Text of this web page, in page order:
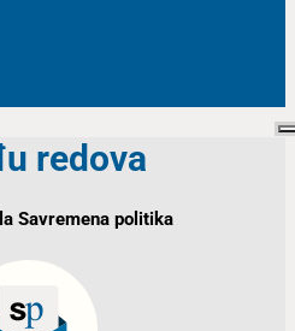
redova
Savremena politika